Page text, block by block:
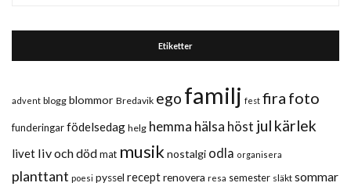
Etiketter
advent blogg blommor Bredavik ego familj fest fira foto
funderingarfödelsedag helg hemma hälsa höst jul kärlek
livet liv och dödmat musik nostalgi odla organisera
planttant poesi pyssel receptrenovera resa semester släkt sommar